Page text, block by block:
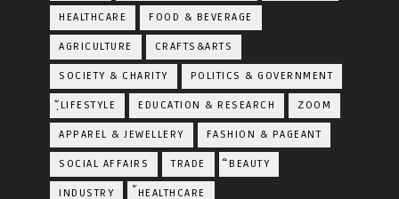
HEALTHCARE FOOD & BEVERAGE
AGRICULTURE CRAFTS&ARTS
SOCIETY & CHARITY POLITICS & GOVERNMENT
ฺัLIFESTYLE EDUCATION & RESEARCH ZOOM
APPAREL & JEWELLERY FASHION & PAGEANT
SOCIAL AFFAIRS TRADE ิBEAUTY
INDUSTRY ้HEALTHCARE